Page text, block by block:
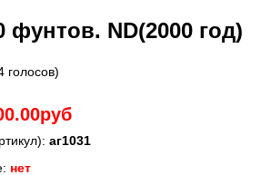
фунтов. ND(2000 год)
голосов)
аг1031
нет